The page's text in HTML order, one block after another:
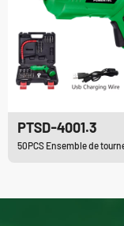
PTSD-4001.3